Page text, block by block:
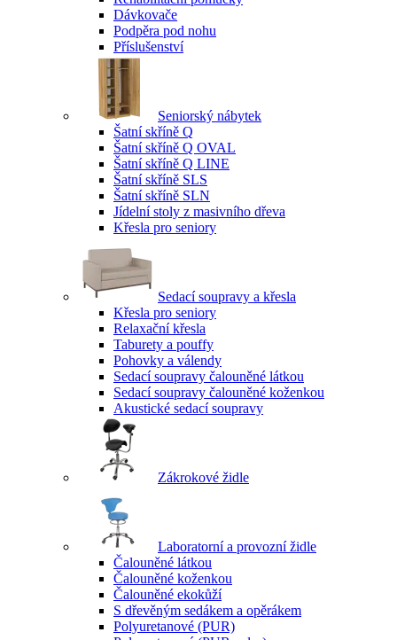
Dávkovače
Podpěra pod nohu
Příslušenství
Seniorský nábytek
Šatní skříně Q
Šatní skříně Q OVAL
Šatní skříně Q LINE
Šatní skříně SLS
Šatní skříně SLN
Jídelní stoly z masivního dřeva
Křesla pro seniory
Sedací soupravy a křesla
Křesla pro seniory
Relaxační křesla
Taburety a pouffy
Pohovky a válendy
Sedací soupravy čalouněné látkou
Sedací soupravy čalouněné koženkou
Akustické sedací soupravy
Zákrokové židle
Laboratorní a provozní židle
Čalouněné látkou
Čalouněné koženkou
Čalouněné ekokůží
S dřevěným sedákem a opěrákem
Polyuretanové (PUR)